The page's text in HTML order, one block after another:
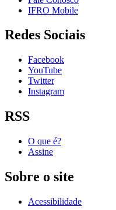
IFRO Mobile
Redes Sociais
Facebook
YouTube
Twitter
Instagram
RSS
O que é?
Assine
Sobre o site
Acessibilidade